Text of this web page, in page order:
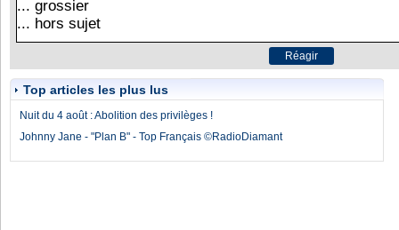
Top articles les plus lus
Nuit du 4 août : Abolition des privilèges !
Johnny Jane - "Plan B" - Top Français ©RadioDiamant